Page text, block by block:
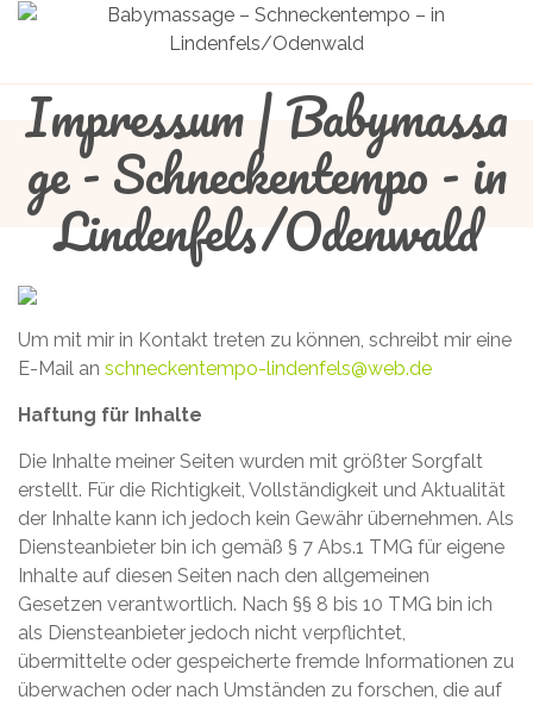
Impressum | Babymassa
ge - Schneckentempo - in
Lindenfels/Odenwald
Um mit mir in Kontakt treten zu können, schreibt mir eine
E-Mail an schneckentempo-lindenfels@web.de
Haftung für Inhalte
Die Inhalte meiner Seiten wurden mit größter Sorgfalt
erstellt. Für die Richtigkeit, Vollständigkeit und Aktualität
der Inhalte kann ich jedoch kein Gewähr übernehmen. Als
Diensteanbieter bin ich gemäß § 7 Abs.1 TMG für eigene
Inhalte auf diesen Seiten nach den allgemeinen
Gesetzen verantwortlich. Nach §§ 8 bis 10 TMG bin ich
als Diensteanbieter jedoch nicht verpflichtet,
übermittelte oder gespeicherte fremde Informationen zu
überwachen oder nach Umständen zu forschen, die auf